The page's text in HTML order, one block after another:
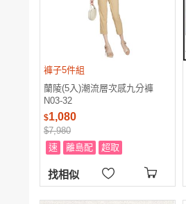
褲子5件組
蘭陵(5入)潮流層次感九分褲
N03-32
$1,080
$7,980
速
離島配 超取
找相似